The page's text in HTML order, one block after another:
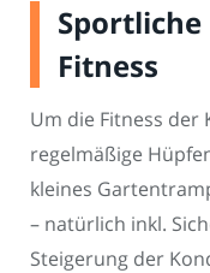
Fitness
Um die Fitness der
regelmäßige
kleines
– natürlich inkl.
Steigerung der